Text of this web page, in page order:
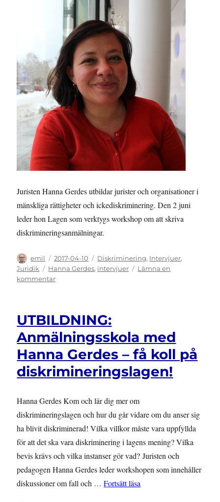
Juristen Hanna Gerdes utbildar jurister och organisationer i
mänskliga rättigheter och ickediskriminering. Den 2 juni
leder hon Lagen som verktygs workshop om att skriva
diskrimineringsanmälningar.
Författare
emil
Publicerat
den
2017-04-10 Kategorier
Diskriminering, Intervjuer,
Juridik
Etiketter
Hanna Gerdes, intervjuer
Lämna en
kommentartill
vill
juridiken
tillgänglig
UTBILDNING:
Anmälningsskola med
Hanna Gerdes – få koll på
diskrimineringslagen!
Hanna Gerdes Kom och lär dig mer om
diskrimineringslagen och hur du går vidare om du anser sig
ha blivit diskriminerad! Vilka villkor måste vara uppfyllda
för att det ska vara diskriminering i lagens mening? Vilka
bevis krävs och vilka instanser gör vad? Juristen och
pedagogen Hanna Gerdes leder workshopen som innehåller
diskussioner om fall och …Fortsätt läsa